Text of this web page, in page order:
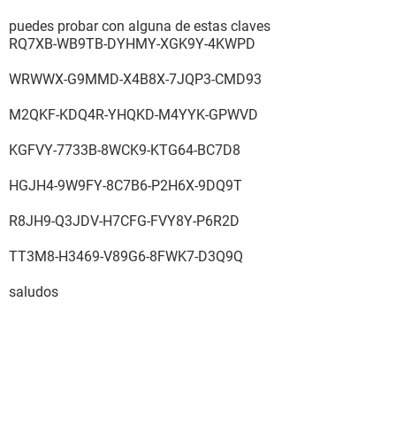
puedes probar con alguna de estas claves
RQ7XB-WB9TB-DYHMY-XGK9Y-4KWPD
WRWWX-G9MMD-X4B8X-7JQP3-CMD93
M2QKF-KDQ4R-YHQKD-M4YYK-GPWVD
KGFVY-7733B-8WCK9-KTG64-BC7D8
HGJH4-9W9FY-8C7B6-P2H6X-9DQ9T
R8JH9-Q3JDV-H7CFG-FVY8Y-P6R2D
TT3M8-H3469-V89G6-8FWK7-D3Q9Q
saludos